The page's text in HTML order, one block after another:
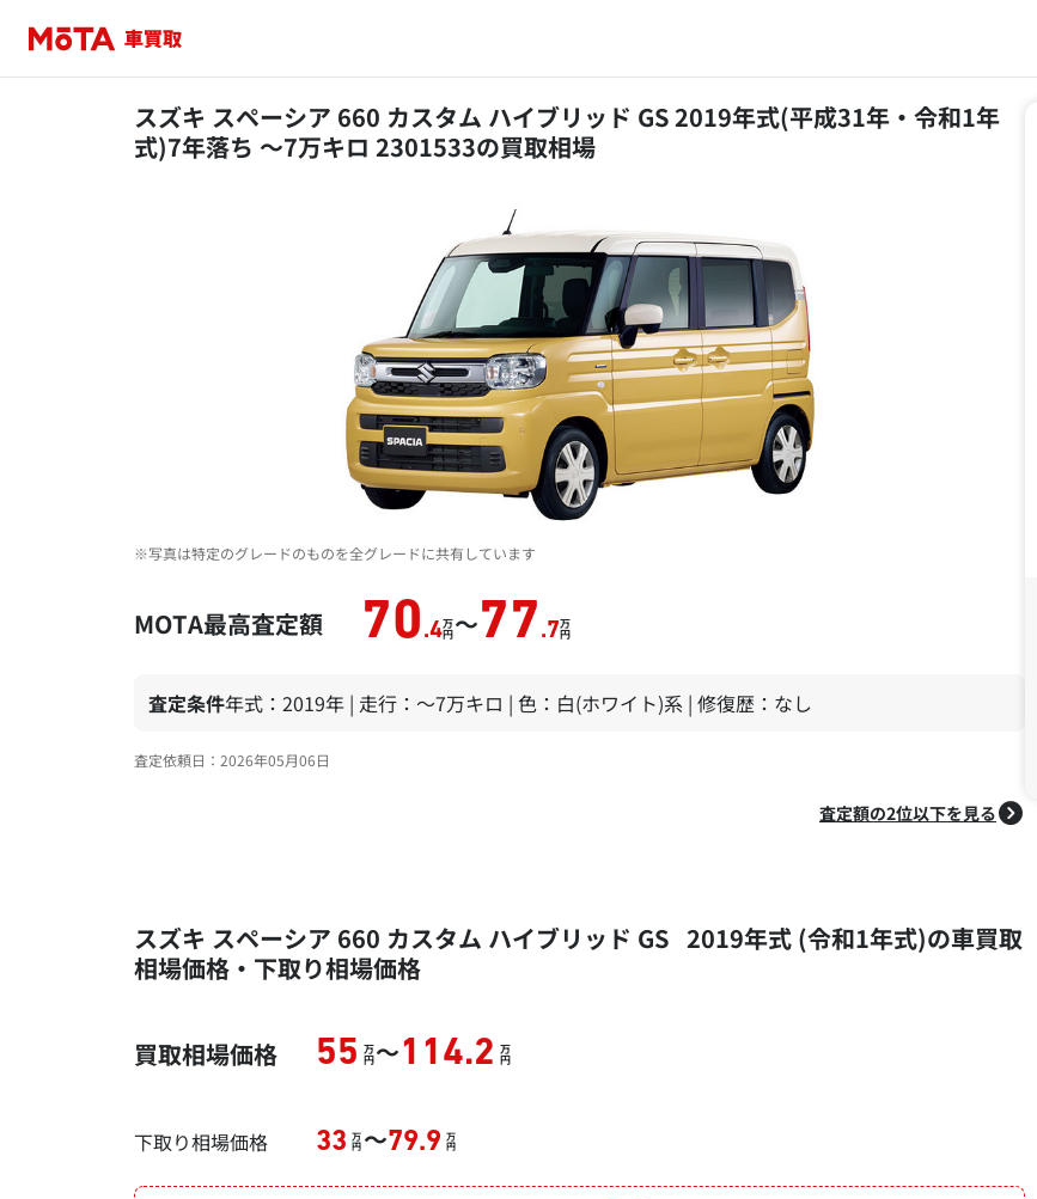
スズキ スペーシア 660 カスタム ハイブリッド GS 2019年式(平成31年・令和1年
式)7年落ち ～7万キロ 2301533の買取相場
※写真は特定のグレードのものを全グレードに共有しています
MOTA最高査定額 70 .4万
円～77 .7万
円
査定条件年式：2019年 | 走行：～7万キロ | 色：白(ホワイト)系 | 修復歴：なし
査定依頼日：2026年05月06日
査定額の2位以下を見る
スズキ スペーシア 660 カスタム ハイブリッド GS 2019年式 (令和1年式)の車買取
相場価格・下取り相場価格
買取相場価格 55 万
円～114.2 万
円
下取り相場価格 33 万
円 ～79.9 万
円